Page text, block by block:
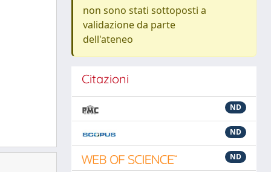
non sono stati sottoposti a
validazione da parte
dell'ateneo
Citazioni
ND
ND
ND